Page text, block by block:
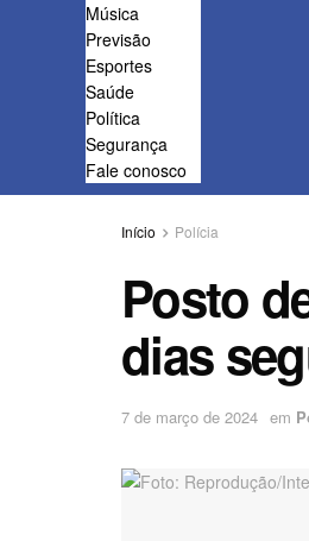
Música
Previsão
Esportes
Saúde
Política
Segurança
Fale conosco
Início Polícia
Posto
dias
7 de março de 2024 em